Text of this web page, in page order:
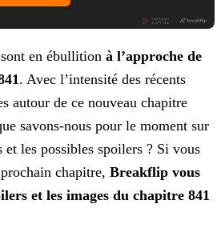
sont en ébullition à l’approche de
. Avec l’intensité des récents
autour de ce nouveau chapitre
savons-nous pour le moment sur
les possibles spoilers ? Si vous
chapitre, Breakflip vous
et les images du chapitre 841